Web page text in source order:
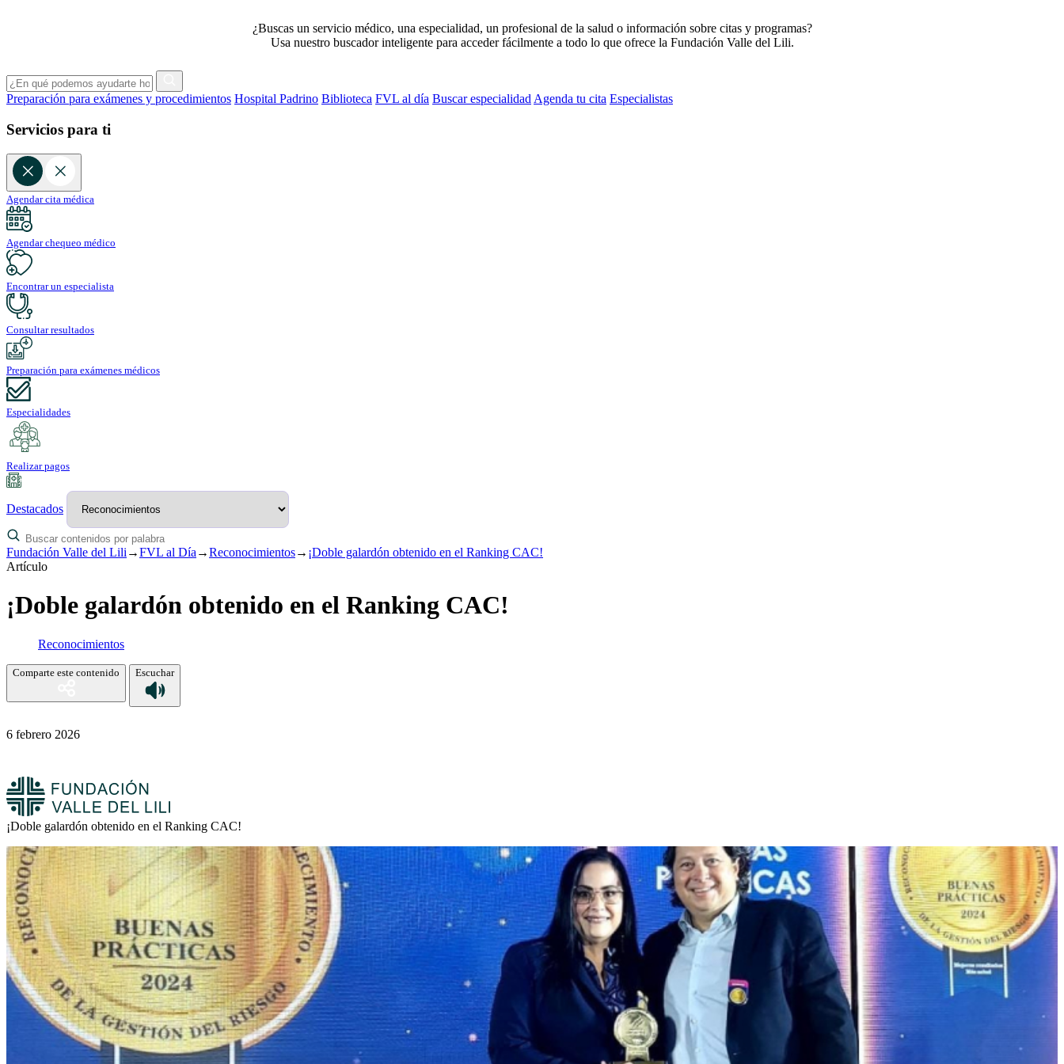
¿Buscas un servicio médico, una especialidad, un profesional de la salud o información sobre citas y programas?
Usa nuestro buscador inteligente para acceder fácilmente a todo lo que ofrece la Fundación Valle del Lili.
Preparación para exámenes y procedimientos Hospital Padrino Biblioteca FVL al día Buscar especialidad Agenda tu cita Especialistas
Servicios para ti
Agendar cita médica
Agendar chequeo médico
Encontrar un especialista
Consultar resultados
Preparación para exámenes médicos
Especialidades
Realizar pagos
Destacados
Fundación Valle del Lili →FVL al Día →Reconocimientos→ ¡Doble galardón obtenido en el Ranking CAC!
Artículo
¡Doble galardón obtenido en el Ranking CAC!
Reconocimientos
Comparte este contenido Escuchar
6 febrero 2026
¡Doble galardón obtenido en el Ranking CAC!